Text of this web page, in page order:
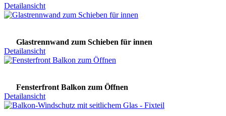
Detailansicht
Glastrennwand zum Schieben für innen
Detailansicht
Fensterfront Balkon zum Öffnen
Detailansicht